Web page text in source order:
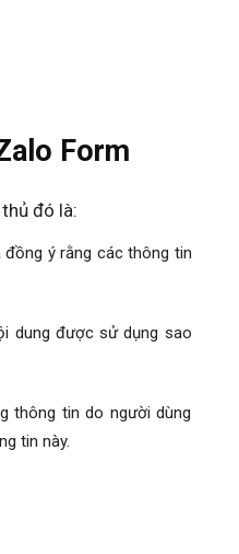
Form
đó là:
đồng ý rằng các thông tin
dung được sử dụng sao
thông tin do người dùng
tin này.